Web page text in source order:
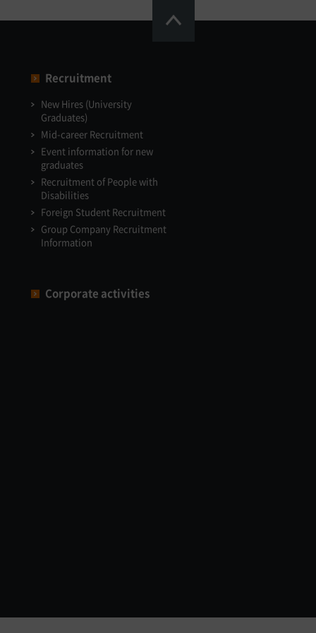
Recruitment
New Hires (University
Graduates)
Mid-career Recruitment
Event information for new
graduates
Recruitment of People with
Disabilities
Foreign Student Recruitment
Group Company Recruitment
Information
Corporate activities